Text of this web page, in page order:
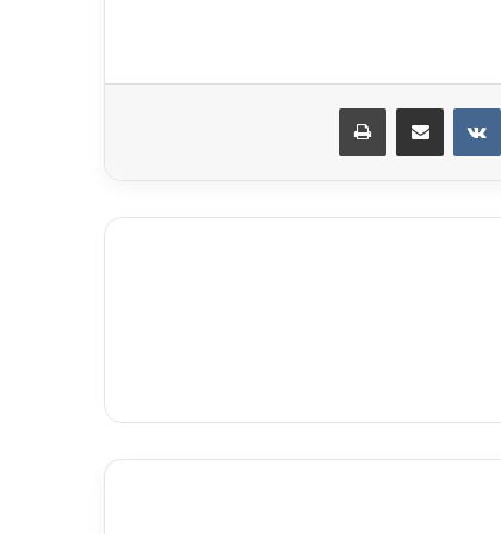
مشاركة عبر البريد